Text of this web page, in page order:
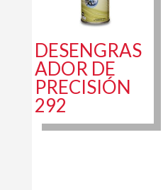
DESENGRAS
ADOR DE
PRECISIÓN
292